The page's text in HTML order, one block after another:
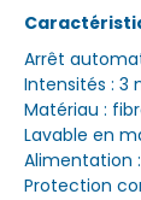
Arrêt
Intensités : 3
Matériau :
Lavable en
Alimentation
Protection